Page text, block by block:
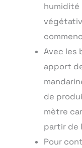
humidité
Avec les
apport
de
mètre
partir de
Pour